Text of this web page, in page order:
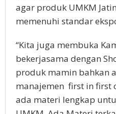
agar produk UMKM
memenuhi standar
“Kita juga membuka
bekerjasama dengan
produk mamin bahkan
manajemen first in first
ada materi lengkap